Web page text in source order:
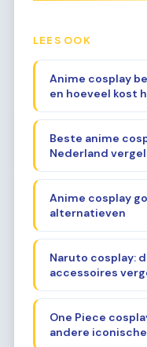
LEES OOK
Anime cosplay
en hoeveel kost
Beste anime
Nederland
Anime cosplay
alternatieven
Naruto cosplay:
accessoires
One Piece
andere